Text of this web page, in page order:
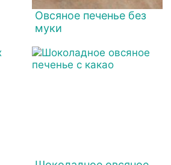
Овсяное печенье без
муки